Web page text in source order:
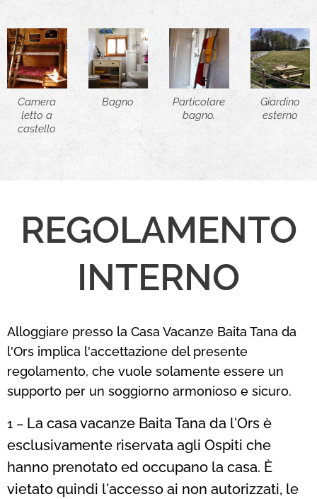
Camera
letto a
castello
Bagno
Particolare
bagno.
Giardino
esterno
REGOLAMENTO
INTERNO
Alloggiare presso la Casa Vacanze Baita Tana da
l'Ors implica l'accettazione del presente
regolamento, che vuole solamente essere un
supporto per un soggiorno armonioso e sicuro.
1 – La casa vacanze Baita Tana da l'Ors è
esclusivamente riservata agli Ospiti che
hanno prenotato ed occupano la casa. È
vietato quindi l'accesso ai non autorizzati, le